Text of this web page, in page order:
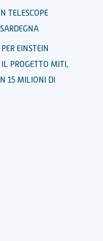
TELESCOPE
EINSTEIN
PROGETTO MITI,
15 MILIONI DI